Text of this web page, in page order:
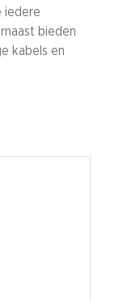
iedere
bieden
kabels en